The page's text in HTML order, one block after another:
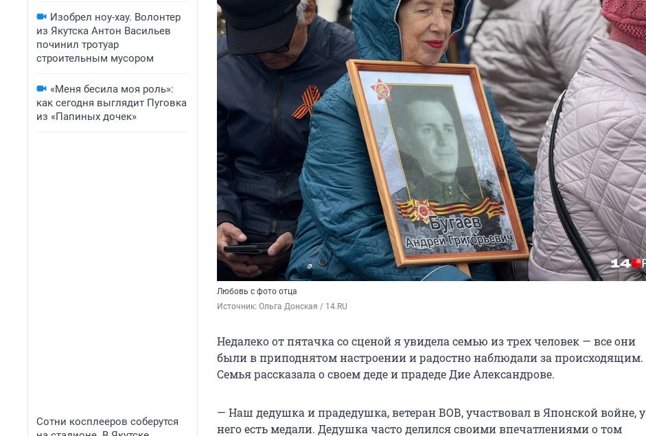
Изобрел ноу-хау. Волонтер
из Якутска Антон Васильев
починил тротуар
строительным мусором
«Меня бесила моя роль»:
как сегодня выглядит Пуговка
из «Папиных дочек»
Сотни косплееров соберутся
Любовь с фото отца
Источник: Ольга Донская / 14.RU
Недалеко от пятачка со сценой я увидела семью из трех человек — все они
были в приподнятом настроении и радостно наблюдали за происходящим.
Семья рассказала о своем деде и прадеде Дие Александрове.
— Наш дедушка и прадедушка, ветеран ВОВ, участвовал в Японской войне, у
него есть медали. Дедушка часто делился своими впечатлениями о том